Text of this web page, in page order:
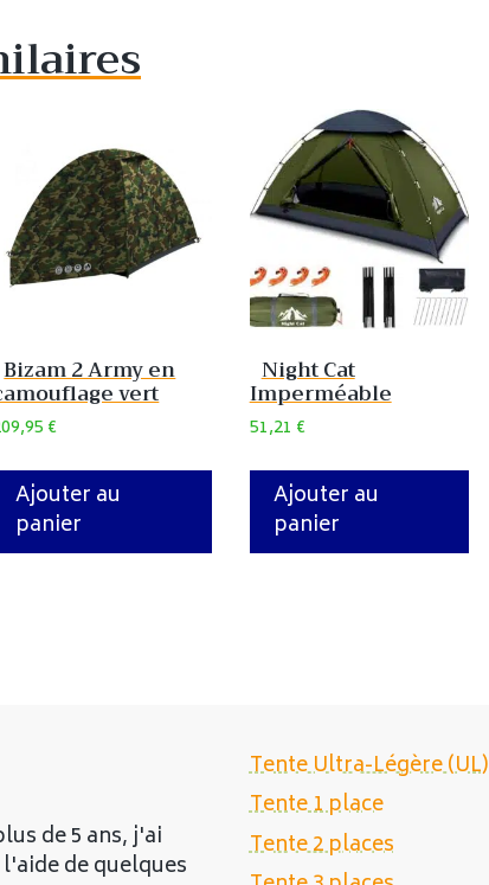
Bizam 2 Army en
vert
€
Ajouter au
panier
Night Cat
Imperméable
51,21 €
Ajouter au
panier
de 5 ans, j'ai
de quelques
Tente Ultra-Légère (UL)
Tente 1 place
Tente 2 places